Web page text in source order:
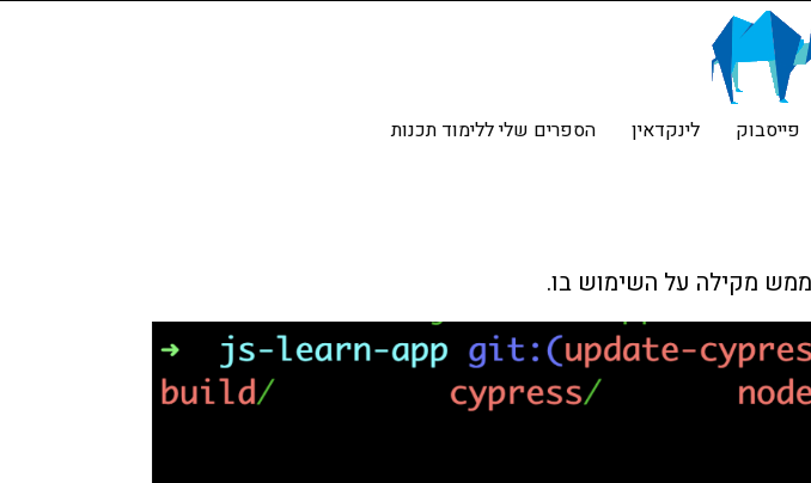
פייסבוק לינקדאין הספרים שלי ללימוד תכנות